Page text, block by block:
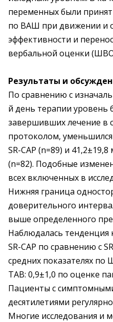
переменных были
по ВАШ при движении и
эффективности и
вербальной оценки
Результаты и
По сравнению с
й день терапии
завершивших лечение в
протоколом,
SR-CAP (n=89) и
(n=82). Подобные
всех включенных в
Нижняя граница
доверительного
выше определенного
Наблюдалась тенденция
SR-CAP по сравнению с
средних показателях по
TAB: 0,9±1,0 по оценке
Пациенты с
десятилетиями
Многие исследования и